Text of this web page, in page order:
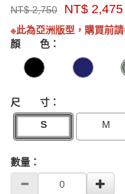
牌：
Marmot
Asia
NT$2,750 NT$ 2,475
※此為亞洲版型，購買前
顏 色：
尺 寸：
S
M
數量：